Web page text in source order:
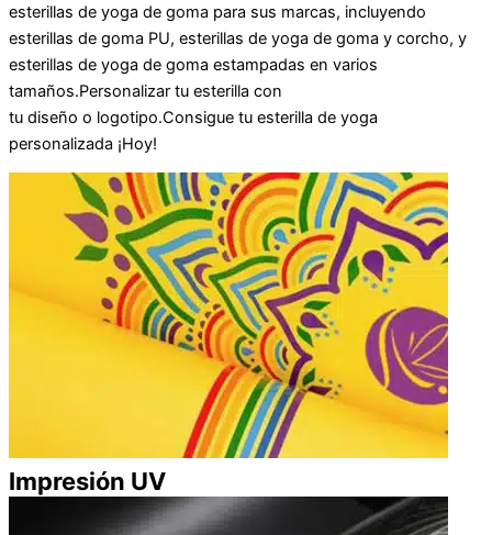
esterillas de yoga de goma para sus marcas, incluyendo
esterillas de goma PU, esterillas de yoga de goma y corcho, y
esterillas de yoga de goma estampadas en varios
tamaños.Personalizar tu esterilla con
tu diseño o logotipo.Consigue tu esterilla de yoga
personalizada ¡Hoy!
Impresión UV